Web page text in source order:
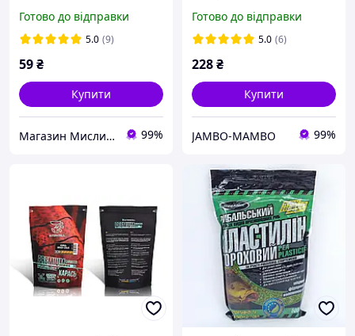
Готово до відправки
5.0 (9)
59₴
Купити
Магазин Мисливець 99%
Готово до відправки
5.0 (6)
228₴
Купити
JAMBO-MAMBO 99%